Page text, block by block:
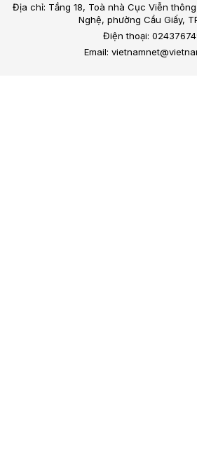
Địa chỉ: Tầng 18, Toà nhà Cục Viễn
Nghệ, phường Cầu Giấy,
Điện thoại:
Email: